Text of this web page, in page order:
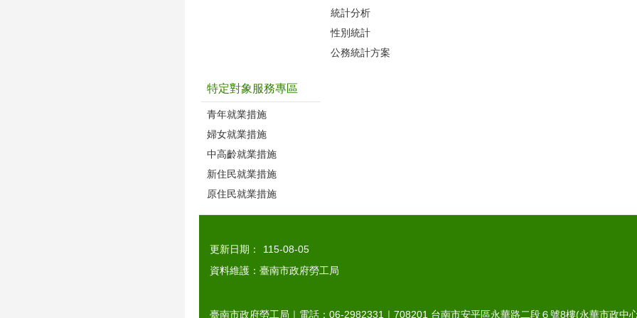
統計分析
性別統計
公務統計方案
特定對象服務專區
青年就業措施
婦女就業措施
中高齡就業措施
新住民就業措施
原住民就業措施
更新日期：
115-08-05
資料維護：臺南市政府勞工局
臺南市政府勞工局｜電話：06-2982331｜ 708201 台南市安平區永華路二段６號8樓(永華市政中